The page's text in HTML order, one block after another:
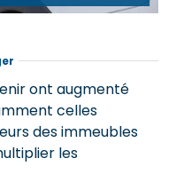
ont augmenté
celles
des immeubles
les